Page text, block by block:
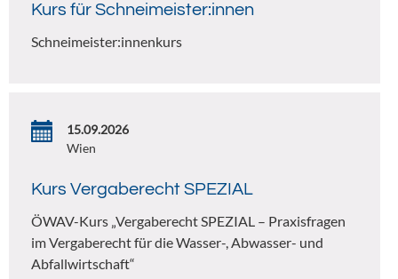
Kurs für Schneimeister:innen
Schneimeister:innenkurs
15.09.2026
Wien
Kurs Vergaberecht SPEZIAL
ÖWAV-Kurs „Vergaberecht SPEZIAL – Praxisfragen
im Vergaberecht für die Wasser-, Abwasser- und
Abfallwirtschaft“